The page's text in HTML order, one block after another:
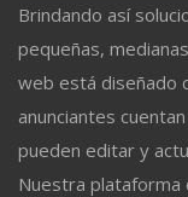
Brindando así
pequeñas,
web está diseñado
anunciantes
pueden editar y
Nuestra plataforma